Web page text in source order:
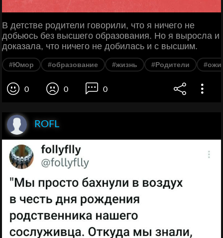
В детстве родители говорили, что я ничего не
добьюсь без высшего образования. Но я выросла и
доказала, что ничего не добилась и с высшим.
#Юмор #образование #жизнь #Родители
0 0 0
ROFL